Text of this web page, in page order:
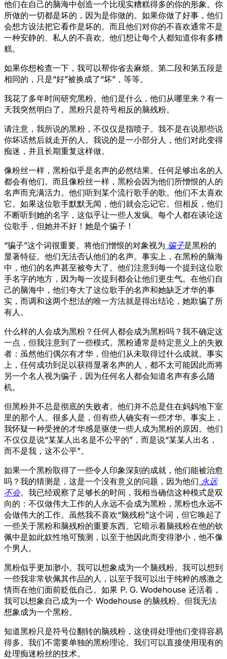
他们在自己的脑海中创造一个比现实糟糕得多的你的形象。你
所做的一切都是坏的，因为是你做的。如果你做了好事，他们
会想方设法把它看作是坏的。而且他们对你的不喜欢通常不是
一种安静的、私人的不喜欢。他们想让每个人都知道你有多糟
糕。
如果你想检查一下，我可以帮你省去麻烦。第二段和第五段是
相同的，只是“好”被换成了“坏”，等等。
我花了多年时间研究黑粉。他们是什么，他们从哪里来？有一
天我突然明白了。黑粉只是符号相反的脑残粉。
请注意，我所说的黑粉，不仅仅是指喷子。我不是在说那些说
你坏话然后就走开的人。我说的是一小部分人，他们对此变得
痴迷，并且长期重复这样做。
像粉丝一样，黑粉似乎是名声的必然结果。任何足够出名的人
都会有他们。而且像粉丝一样，黑粉会因为他们所憎恨的人的
名声而充满活力。他们听到某个流行歌手的歌。他们不太喜欢
它。如果这位歌手默默无闻，他们就会忘记它。但相反，他们
不断听到她的名字，这似乎让一些人发疯。每个人都在谈论这
位歌手，但她并不好！她是个骗子！
“骗子”这个词很重要。将他们憎恨的对象视为 骗子是黑粉的
显著特征。他们无法否认他们的名声。事实上，在黑粉的脑海
中，他们的名声甚至被夸大了。他们注意到每一个提到这位歌
手名字的地方，因为每一次提到都会让他们更生气。在他们自
己的脑海中，他们夸大了这位歌手的名声和她缺乏才华的事
实，而调和这两个想法的唯一方法就是得出结论，她欺骗了所
有人。
什么样的人会成为黑粉？任何人都会成为黑粉吗？我不确定这
一点，但我注意到了一些模式。黑粉通常是特定意义上的失败
者：虽然他们偶尔有才华，但他们从未取得过什么成就。事实
上，任何成功到足以获得显著名声的人，都不太可能因此而将
另一个名人视为骗子，因为任何名人都会知道名声有多么随
机。
但黑粉并不总是彻底的失败者。他们并不总是住在妈妈地下室
里的那个人。很多人是，但有些人确实有一些才华。事实上，
我怀疑一种受挫的才华感是驱使一些人成为黑粉的原因。他们
不仅仅是说“某某人出名是不公平的”，而是说“某某人出名，
而不是我，这不公平”。
如果一个黑粉取得了一些令人印象深刻的成就，他们能被治愈
吗？我的猜测是，这是一个没有意义的问题，因为他们 永远
不会。我已经观察了足够长的时间，我相当确信这种模式是双
向的：不仅做伟大工作的人永远不会成为黑粉，黑粉也永远不
会做伟大的工作。虽然我不喜欢“脑残粉”这个词，但它唤起了
一些关于黑粉和脑残粉的重要东西。它暗示着脑残粉在他的钦
佩中是如此奴性地可预测，以至于他因此而变得渺小，他不像
个男人。
黑粉似乎更加渺小。我可以想象成为一个脑残粉。我可以想到
一些我非常钦佩其作品的人，以至于我可以出于纯粹的感激之
情而在他们面前贬低自己。如果 P. G. Wodehouse 还活着，
我可以想象自己成为一个 Wodehouse 的脑残粉。但我无法
想象成为一个黑粉。
知道黑粉只是符号位翻转的脑残粉，这使得处理他们变得容易
得多。我们不需要单独的黑粉理论。我们可以直接使用现有的
处理痴迷粉丝的技术。